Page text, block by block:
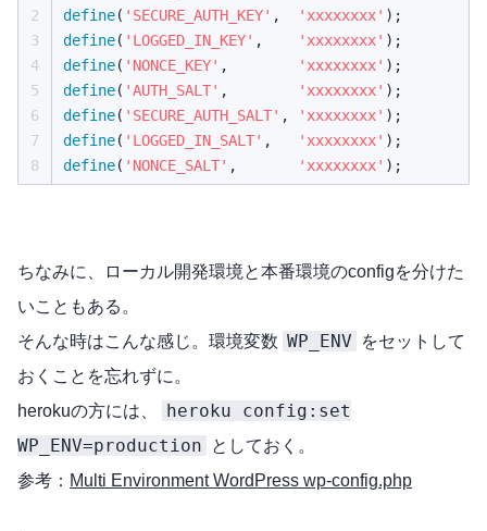
2
3
4
5
6
7
8
define( 'SECURE_AUTH_KEY' , 'xxxxxxxx' );
define( 'LOGGED_IN_KEY' , 'xxxxxxxx' );
define( 'NONCE_KEY' , 'xxxxxxxx' );
define( 'AUTH_SALT' , 'xxxxxxxx' );
define( 'SECURE_AUTH_SALT' , 'xxxxxxxx' );
define( 'LOGGED_IN_SALT' , 'xxxxxxxx' );
define( 'NONCE_SALT' , 'xxxxxxxx' );
ちなみに、ローカル開発環境と本番環境のconfigを分けた
いこともある。
そんな時はこんな感じ。環境変数 WP_ENV
をセットして
おくことを忘れずに。
herokuの方には、
heroku config:set
WP_ENV=production
としておく。
参考： Multi Environment WordPress wp-config.php